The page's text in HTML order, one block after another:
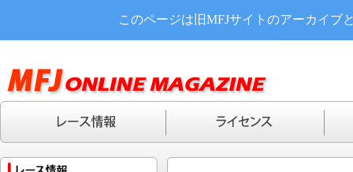
このページは旧MFJサイトのアーカイブ